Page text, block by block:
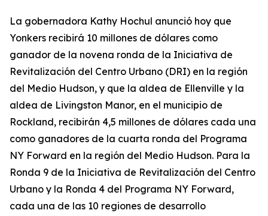
La gobernadora Kathy Hochul anunció hoy que
Yonkers recibirá 10 millones de dólares como
ganador de la novena ronda de la Iniciativa de
Revitalización del Centro Urbano (DRI) en la región
del Medio Hudson, y que la aldea de Ellenville y la
aldea de Livingston Manor, en el municipio de
Rockland, recibirán 4,5 millones de dólares cada una
como ganadores de la cuarta ronda del Programa
NY Forward en la región del Medio Hudson. Para la
Ronda 9 de la Iniciativa de Revitalización del Centro
Urbano y la Ronda 4 del Programa NY Forward,
cada una de las 10 regiones de desarrollo